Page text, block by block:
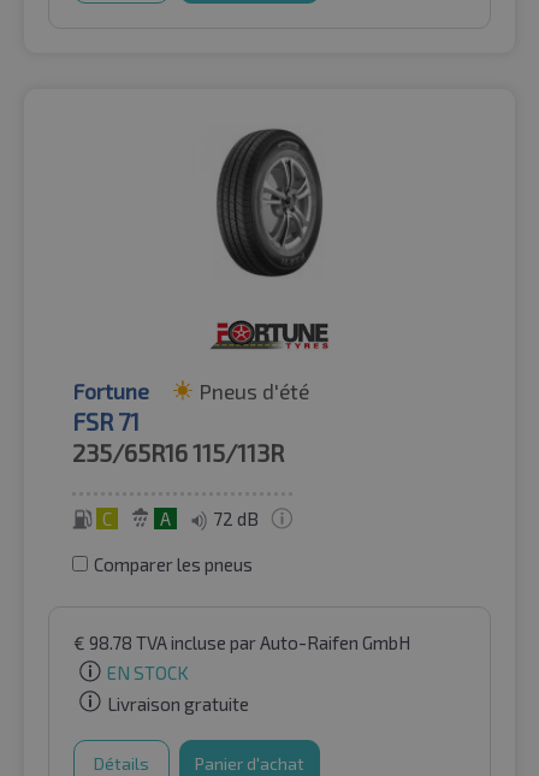
Fortune Pneus d'été
FSR 71
235/65R16115/113R
C A 72 dB
Comparer les pneus
€ 98.78 TVA incluse par Auto-Raifen GmbH
EN STOCK
Livraison gratuite
Détails Panier d'achat